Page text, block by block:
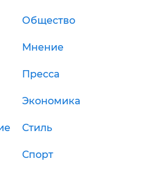
Общество
Мнение
Пресса
Экономика
Стиль
Спорт